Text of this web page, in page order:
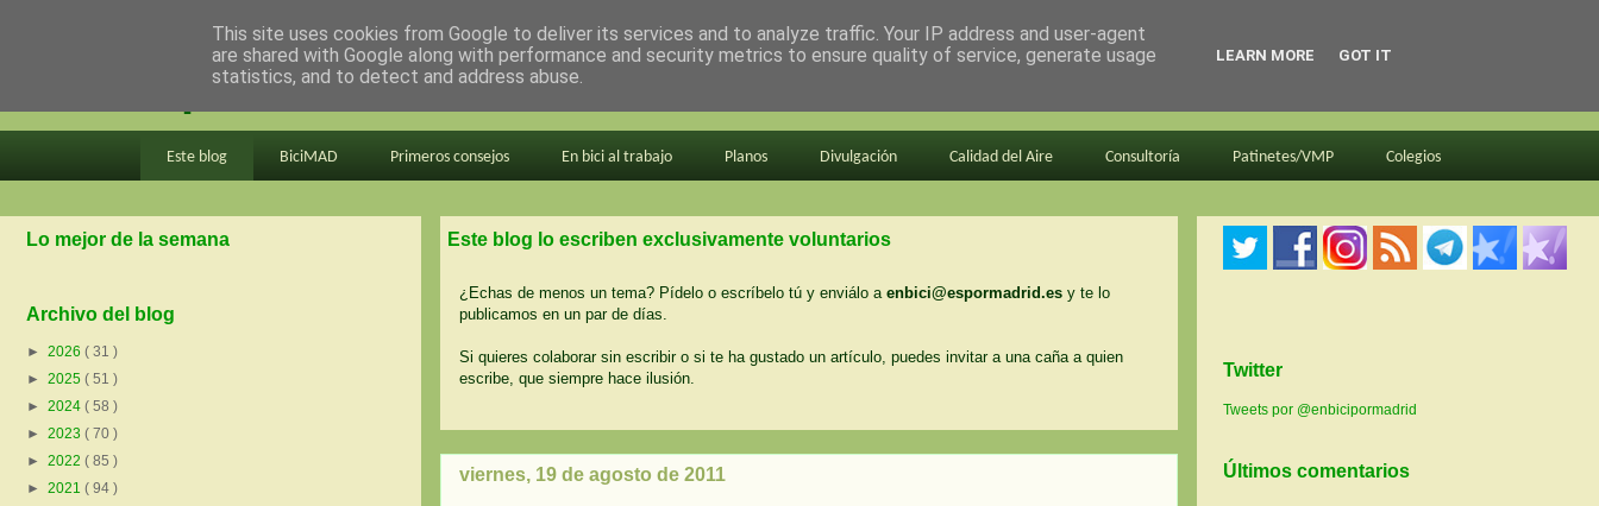
en bici por madrid
Este blog BiciMAD Primeros consejos En bici al trabajo Planos Divulgación Calidad del Aire Consultoría Patinetes/VMP Colegios
Este blog lo escriben exclusivamente voluntarios
¿Echas de menos un tema? Pídelo o escríbelo tú y enviálo a enbici@espormadrid.es y te lo
publicamos en un par de días.
Si quieres colaborar sin escribir o si te ha gustado un artículo, puedes invitar a una caña a quien
escribe, que siempre hace ilusión.
viernes, 19 de agosto de 2011
Lo mejor de la semana
Archivo del blog
► 2026 ( 31 )
► 2025 ( 51 )
► 2024 ( 58 )
► 2023 ( 70 )
► 2022 ( 85 )
► 2021 ( 94 )
Twitter
Tweets por @enbicipormadrid
Últimos comentarios
This site uses cookies from Google to deliver its services and to analyze traffic. Your IP address and user-agent
are shared with Google along with performance and security metrics to ensure quality of service, generate usage
statistics, and to detect and address abuse.
LEARN MORE GOT IT